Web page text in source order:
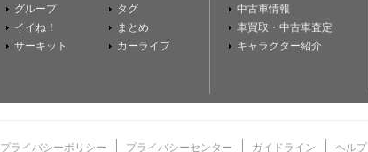
グループ
イイね！
サーキット
タグ
まとめ
カーライフ
中古車情報
車買取・中古車査定
キャラクター紹介
プライバシーポリシー プライバシーセンター ガイドライン ヘルプ